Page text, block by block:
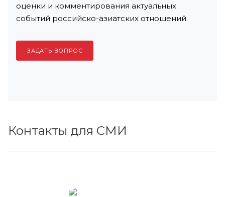
оценки и комментирования актуальных
событий российско-азиатских отношений.
ЗАДАТЬ ВОПРОС
Контакты для СМИ